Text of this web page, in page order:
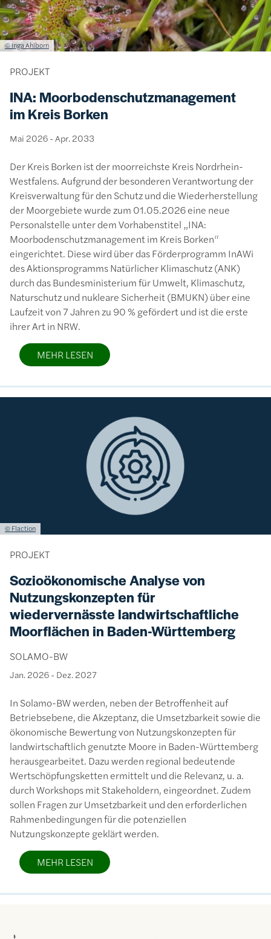
Lizenzinformationen einschließlich Urheberrecht
© Inga Ahlborn
PROJEKT
INA: Moorbodenschutzmanagement
im Kreis Borken
Mai 2026 - Apr. 2033
Der Kreis Borken ist der moorreichste Kreis Nordrhein-
Westfalens. Aufgrund der besonderen Verantwortung der
Kreisverwaltung für den Schutz und die Wiederherstellung
der Moorgebiete wurde zum 01.05.2026 eine neue
Personalstelle unter dem Vorhabenstitel „INA:
Moorbodenschutzmanagement im Kreis Borken“
eingerichtet. Diese wird über das Förderprogramm InAWi
des Aktionsprogramms Natürlicher Klimaschutz (ANK)
durch das Bundesministerium für Umwelt, Klimaschutz,
Naturschutz und nukleare Sicherheit (BMUKN) über eine
Laufzeit von 7 Jahren zu 90 % gefördert und ist die erste
ihrer Art in NRW.
MEHR LESEN
Lizenzinformationen einschließlich Urheberrecht
© Flaction
PROJEKT
Sozioökonomische Analyse von
Nutzungskonzepten für
wiedervernässte landwirtschaftliche
Moorflächen in Baden-Württemberg
SOLAMO-BW
Jan. 2026 - Dez. 2027
In Solamo-BW werden, neben der Betroffenheit auf
Betriebsebene, die Akzeptanz, die Umsetzbarkeit sowie die
ökonomische Bewertung von Nutzungskonzepten für
landwirtschaftlich genutzte Moore in Baden-Württemberg
herausgearbeitet. Dazu werden regional bedeutende
Wertschöpfungsketten ermittelt und die Relevanz, u. a.
durch Workshops mit Stakeholdern, eingeordnet. Zudem
sollen Fragen zur Umsetzbarkeit und den erforderlichen
Rahmenbedingungen für die potenziellen
Nutzungskonzepte geklärt werden.
MEHR LESEN